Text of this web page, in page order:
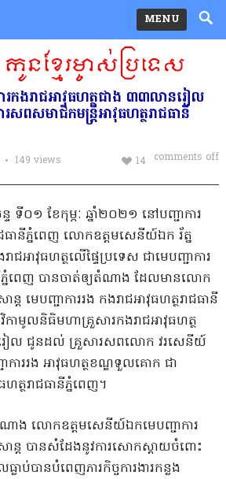
MENU
កងរាជអាវុធហត្ថជាង ៣៣លានរៀល
សពសមាជិកមន្ត្រីអាវុធហត្ថរាជធានី
149 views comments off
14
ទី០១ ខែកុម្ភៈ ឆ្នាំ២០២១ នៅបញ្ជាការ
ជធានីភ្នំពេញ លោកឧត្តមសេនីយ៍ឯក រ័ត្ន
ាជអាវុធហត្ថលើផ្ទៃប្រទេស ជាមេបញ្ជាការ
នីភ្នំពេញ បានចាត់ឲ្យតំណាង ដែលមានលោក
មេបញ្ជាការរង កងរាជអាវុធហត្ថរាជធានី
ាមូលនិធិមហាគ្រួសារកងរាជអាវុធហត្ថ
ល ជូនដល់ គ្រួសារសពលោក វរសេនីយ៍
ការរង អាវុធហត្ថខណ្ឌទួលគោក ជា
ត្ថរាជធានីភ្នំពេញ។
ណាង លោកឧត្តមសេនីយ៍ឯកមេបញ្ជាការ
ត បានសំដែងនូវការសោកស្តាយចំពោះ
ាប់បានបំពេញភារកិច្ចការងារកន្លង